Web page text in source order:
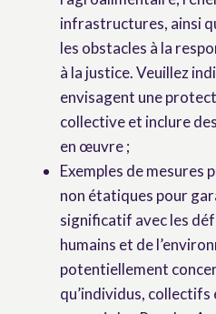
infrastructures, ainsi
les obstacles à la
à la justice. Veuillez
envisagent une
collective et inclure
en œuvre ;
Exemples de mesures
non étatiques pour
significatif avec les
humains et de
potentiellement
qu’individus,